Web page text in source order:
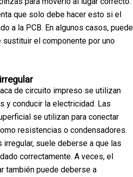
que solo debe hacer esto si el
a la PCB. En algunos casos, puede
el componente por uno
de circuito impreso se utilizan
y conducir la electricidad. Las
se utilizan para conectar
resistencias o condensadores.
suele deberse a que las
correctamente. A veces, el
también puede deberse a